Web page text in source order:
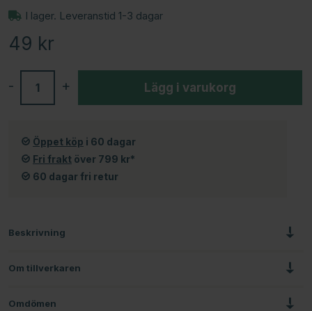
I lager. Leveranstid 1-3 dagar
49 kr
+
- Lägg i varukorg
Öppet köp i 60 dagar
Fri frakt över 799 kr*
60 dagar fri retur
Beskrivning
Om tillverkaren
Omdömen